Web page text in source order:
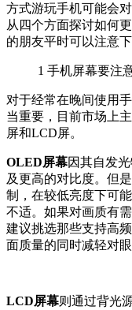
方式游玩手机可能会
从四个方面探讨如何
的朋友平时可以注意下
1 手机屏幕要注
对于经常在晚间使用
当重要，目前市场上
屏和LCD屏。
OLED屏幕因其自发
及更高的对比度。但
制，在较低亮度下可
不适。如果对画质有
建议挑选那些支持高
面质量的同时减轻对眼
LCD屏幕则通过背光